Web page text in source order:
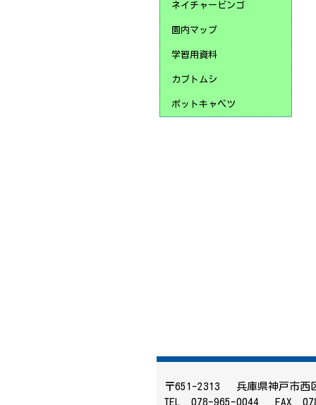
ネイチャービンゴ
園内マップ
学習用資料
カブトムシ
ポットキャベツ
〒651-2313 兵庫県神戸市西
TEL 078-965-0044 FAX